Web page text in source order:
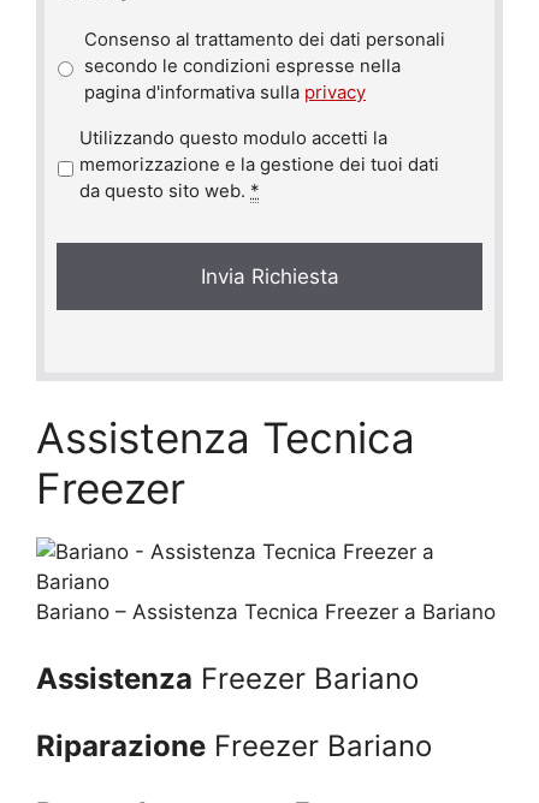
Consenso al trattamento dei dati personali
secondo le condizioni espresse nella
pagina d'informativa sulla privacy
r
a
Utilizzando questo modulo accetti la
memorizzazione e la gestione dei tuoi dati
da questo sito web. *
Assistenza Tecnica
Freezer
Bariano – Assistenza Tecnica Freezer a Bariano
Assistenza Freezer Bariano
Riparazione Freezer Bariano